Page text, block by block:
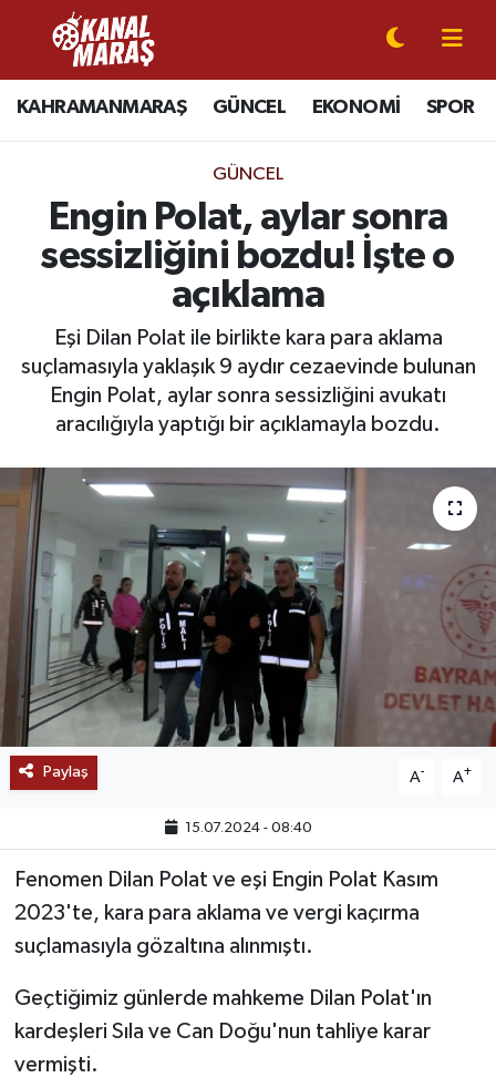
KAHRAMANMARAŞ GÜNCEL EKONOMİ SPOR
GÜNCEL
Engin Polat, aylar sonra
sessizliğini bozdu! İşte o
açıklama
Eşi Dilan Polat ile birlikte kara para aklama
suçlamasıyla yaklaşık 9 aydır cezaevinde bulunan
Engin Polat, aylar sonra sessizliğini avukatı
aracılığıyla yaptığı bir açıklamayla bozdu.
Paylaş A- A+
15.07.2024 - 08:40
Fenomen Dilan Polat ve eşi Engin Polat Kasım
2023'te, kara para aklama ve vergi kaçırma
suçlamasıyla gözaltına alınmıştı.
Geçtiğimiz günlerde mahkeme Dilan Polat'ın
kardeşleri Sıla ve Can Doğu'nun tahliye karar
vermişti.
CANLI YAYIN
KAHRAMANMARAŞ
GÜNCEL
SPOR
EKONOMİ
GÜNDEM
MAGAZİN
SAĞLIK
EĞİTİM
BÖLGE
KEŞFET
POPÜLER
TREND
OTOMOTİV
TEKNOLOJİ
Kahramanmaraş Nöbetçi Eczaneler
Kahramanmaraş Hava Durumu
Kahramanmaraş Namaz Vakitleri
Kahramanmaraş Trafik Yoğunluk Haritası
Süper Lig Puan Durumu ve Fikstür
Tüm Manşetler
Son Dakika Haberleri
Haber Arşivi